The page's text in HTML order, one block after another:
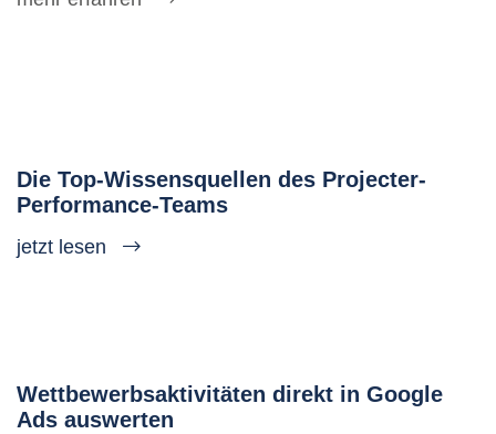
Die Top-Wissensquellen des Projecter-
Performance-Teams
jetzt lesen
Wettbewerbsaktivitäten direkt in Google
Ads auswerten